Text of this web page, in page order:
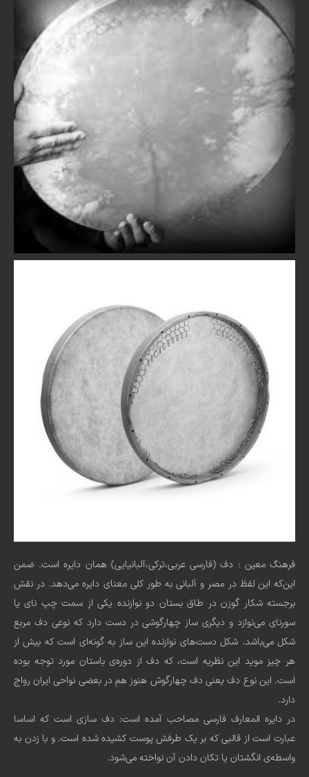
فرهنگ معین : دف (فارسی عربی،‌ترکی،‌آلبانیایی) همان دایره است. ضمن
این‌که این لفظ در مصر و آلبانی به طور کلی معنای دایره می‌دهد. در نقش
برجسته شکار گوزن در طاق بستان دو نوازنده یکی از سمت چپ نای یا
سورنای می‌نوازد و دیگری ساز چهارگوشی در دست دارد که نوعی دف مربع
شکل می‌باشد. شکل دست‌های نوازنده این ساز به گونه‌ای است که بیش از
هر چیز موید این نظریه است، که دف از دوره‌ی باستان مورد توجه بوده
است. این نوع دف یعنی دف چهارگوش هنوز هم در بعضی نواحی ایران رواج
دارد.
در دایره المعارف فارسی مصاحب آمده است: دف سازی است که اساسا
عبارت است از قالبی که بر یک طرفش پوست کشیده شده است. و با زدن به
واسطه‌ی انگشتان یا تکان دادن آن نواخته می‌شود.